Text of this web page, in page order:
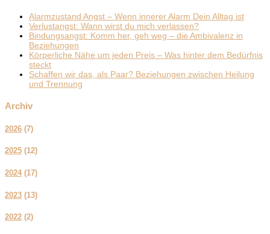
Alarmzustand Angst – Wenn innerer Alarm Dein Alltag ist
Verlustangst: Wann wirst du mich verlassen?
Bindungsangst: Komm her, geh weg – die Ambivalenz in
Beziehungen
Körperliche Nähe um jeden Preis – Was hinter dem Bedürfnis
steckt
Schaffen wir das, als Paar? Beziehungen zwischen Heilung
und Trennung
Archiv
2026 (7)
2025 (12)
2024 (17)
2023 (13)
2022 (2)